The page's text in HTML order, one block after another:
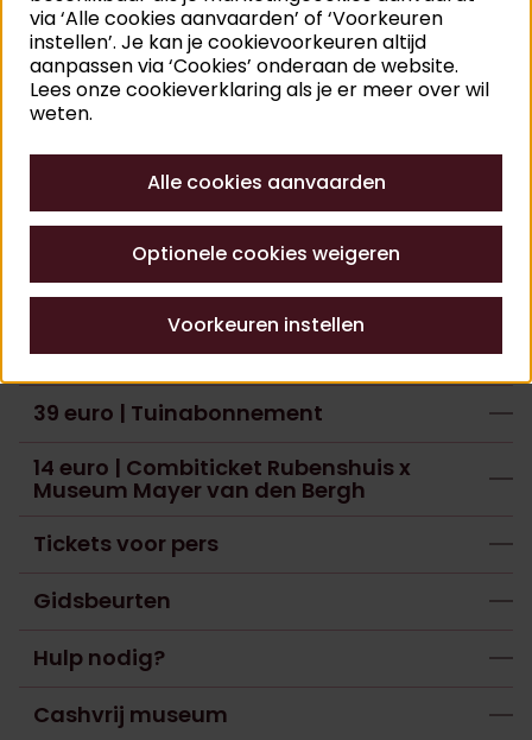
aanwezig.
Koop tickets
12 euro | Ticket Rubens Experience & tuin
Experience & tuin
Gratis ticket
8 euro | Tuinticket
6 euro | Kortingstarief tuin
39 euro | Tuinabonnement
14 euro | Combiticket Rubenshuis x
Museum Mayer van den Bergh
Tickets voor pers
Gidsbeurten
Hulp nodig?
Cashvrij museum
via ‘Alle cookies aanvaarden’ of ‘Voorkeuren
instellen’. Je kan je cookievoorkeuren altijd
aanpassen via ‘Cookies’ onderaan de website.
Lees onze cookieverklaring als je er meer over wil
weten.
Alle cookies aanvaarden
Optionele cookies weigeren
Voorkeuren instellen